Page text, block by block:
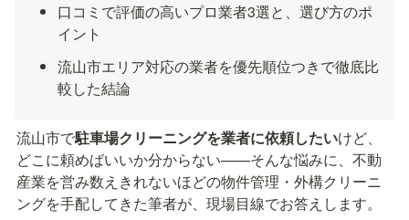
口コミで評価の高いプロ業者3選と、選び方のポ
イント
流山市エリア対応の業者を優先順位つきで徹底比
較した結論
流山市で駐車場クリーニングを業者に依頼したいけど、
どこに頼めばいいか分からない——そんな悩みに、不動
産業を営み数えきれないほどの物件管理・外構クリーニ
ングを手配してきた筆者が、現場目線でお答えします。